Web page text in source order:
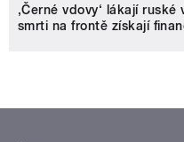
‚Černé vdovy‘ lákají
smrti na frontě získají